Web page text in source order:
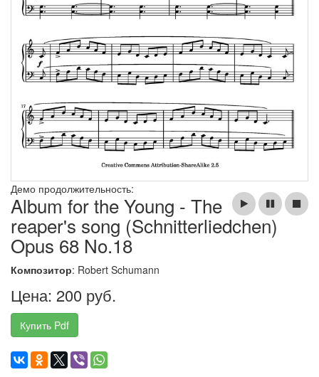
Демо продолжительность:
Album for the Young - The
reaper's song (Schnitterliedchen)
Opus 68 No.18
Композитор: Robert Schumann
Цена: 200 руб.
Купить Pdf